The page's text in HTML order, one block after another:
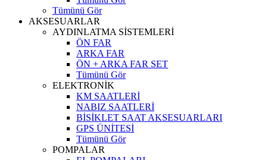
Tümünü Gör
AKSESUARLAR
AYDINLATMA SİSTEMLERİ
ÖN FAR
ARKA FAR
ÖN + ARKA FAR SET
Tümünü Gör
ELEKTRONİK
KM SAATLERİ
NABIZ SAATLERİ
BİSİKLET SAAT AKSESUARLARI
GPS ÜNİTESİ
Tümünü Gör
POMPALAR